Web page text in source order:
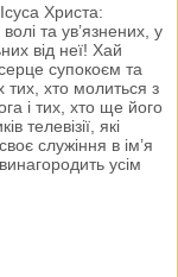
Христа:
та ув’язнених, у
від неї! Хай
супокоєм та
тих, хто молиться з
і тих, хто ще його
телевізії, які
служіння в ім’я
усім